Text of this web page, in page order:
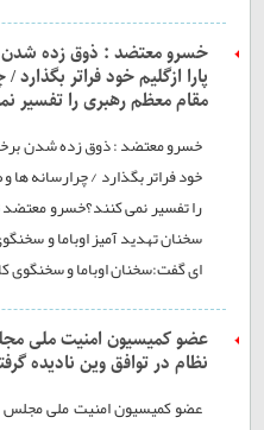
خسرو معتضد : ذوق زده شدن
پارا ازگلیم خود فراتر
مقام معظم رهبری را تفسیر
خسرو معتضد : ذوق زده شدن برخی
خود فراتر بگذارد / چرارسانه
را تفسیر نمی کنند؟خسرو معتضد
سخنان تهدید آمیز اوباما و
ای گفت:سخنان اوباما و
عضو کميسيون امنيت ملی
نظام در توافق وين ناديده
عضو کميسيون امنيت ملی